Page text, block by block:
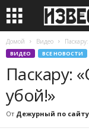
Домой Видео
ВИДЕО ВСЕ НОВОСТИ
Паскару:
убой!»
От Дежурный по сайту